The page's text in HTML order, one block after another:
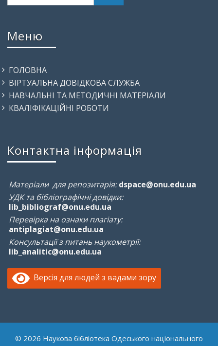
Меню
ГОЛОВНА
ВІРТУАЛЬНА ДОВІДКОВА СЛУЖБА
НАВЧАЛЬНІ ТА МЕТОДИЧНІ МАТЕРІАЛИ
КВАЛІФІКАЦІЙНІ РОБОТИ
Контактна інформація
Матеріали для репозитарія: dspace@onu.edu.ua
УДК та бібліографічні довідки:
lib_bibliograf@onu.edu.ua
Перевірка на ознаки плагіату:
antiplagiat@onu.edu.ua
Консультації з питань наукометрії:
lib_analitic@onu.edu.ua
Версія для людей з вадами зору
© 2026 Наукова бібліотека Одеського національного